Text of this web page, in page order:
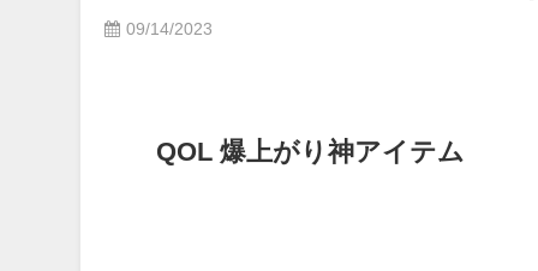
09/14/2023
QOL 爆上がり神アイテム